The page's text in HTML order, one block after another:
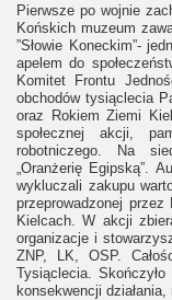
Pierwsze po wojnie
Końskich muzeum
”Słowie Koneckim”-
apelem do
Komitet Frontu
obchodów tysiąclecia
oraz Rokiem Ziemi
społecznej akcji,
robotniczego. Na
„Oranżerię Egipską”.
wykluczali zakupu
przeprowadzonej
Kielcach. W akcji
organizacje i
ZNP, LK, OSP.
Tysiąclecia.
konsekwencji działania,